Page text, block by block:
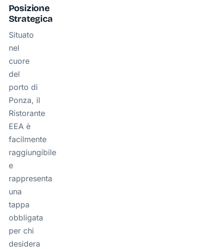
Posizione
Strategica
Situato
nel
cuore
del
porto di
Ponza, il
Ristorante
EEA è
facilmente
raggiungibile
e
rappresenta
una
tappa
obbligata
per chi
desidera